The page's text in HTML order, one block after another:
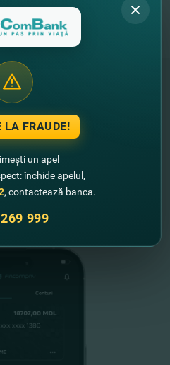
este membră a
a Depozitelor
Moldova
Mobile
LA FRAUDE!
un apel
închide apelul,
, contactează banca.
999